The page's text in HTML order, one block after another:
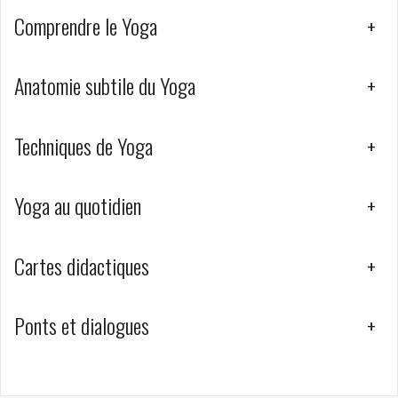
Comprendre le Yoga
+
Anatomie subtile du Yoga
+
Techniques de Yoga
+
Yoga au quotidien
+
Cartes didactiques
+
Ponts et dialogues
+